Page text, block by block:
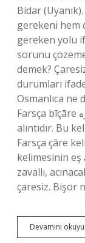
Bidar
gerekeni hem
gereken yolu
sorunu
demek?
durumları
Osmanlıca ne
Farsça bīçāre بیچاره “çaresiz” kelimesinden bir
alıntıdır. Bu
Farsça çāre
kelimesinin eş
zavallı,
çaresiz. Bişor
Devamını